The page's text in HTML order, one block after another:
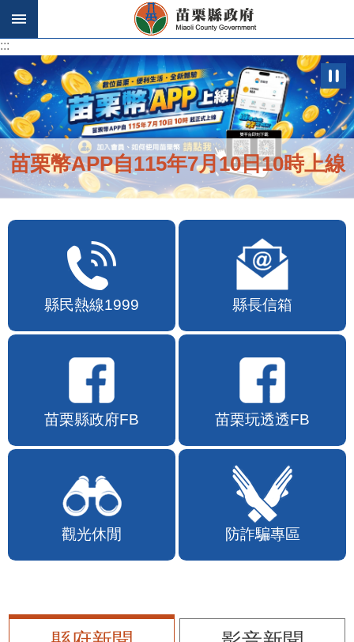
跳到主要內容區塊
:::
苗栗幣APP自115年7月10日10時上線
縣民熱線1999 縣長信箱
苗栗縣政府FB 苗栗玩透透FB
觀光休閒 防詐騙專區